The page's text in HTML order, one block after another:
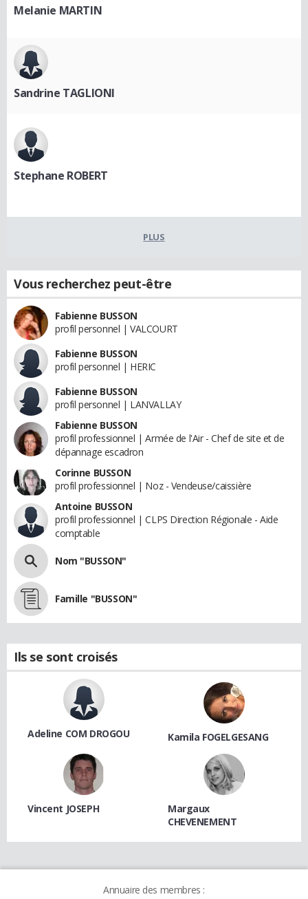
Melanie MARTIN
Sandrine TAGLIONI
Stephane ROBERT
PLUS
Vous recherchez peut-être
Fabienne BUSSON
profil personnel | VALCOURT
Fabienne BUSSON
profil personnel | HERIC
Fabienne BUSSON
profil personnel | LANVALLAY
Fabienne BUSSON
profil professionnel | Armée de l'Air - Chef de site et de
dépannage escadron
Corinne BUSSON
profil professionnel | Noz - Vendeuse/caissière
Antoine BUSSON
profil professionnel | CLPS Direction Régionale - Aide
comptable
Nom "BUSSON"
Famille "BUSSON"
Ils se sont croisés
Adeline COM DROGOU Kamila FOGELGESANG
Vincent JOSEPH
Margaux
CHEVENEMENT
Annuaire des membres :